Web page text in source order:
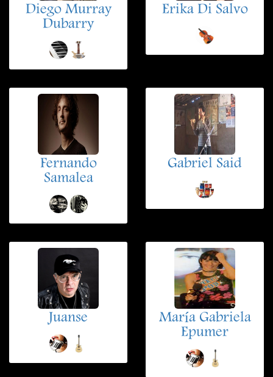
Diego Murray
Dubarry
Erika Di Salvo
Fernando
Samalea
Gabriel Said
Juanse
María Gabriela
Epumer